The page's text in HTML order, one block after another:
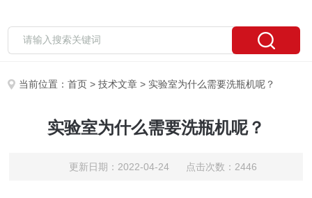
当前位置：首页 >技术文章 > 实验室为什么需要洗瓶机呢？
实验室为什么需要洗瓶机呢？
更新日期：2022-04-24 点击次数：2446